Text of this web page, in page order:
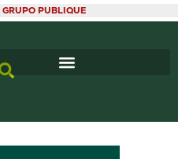
GRUPO PUBLIQUE